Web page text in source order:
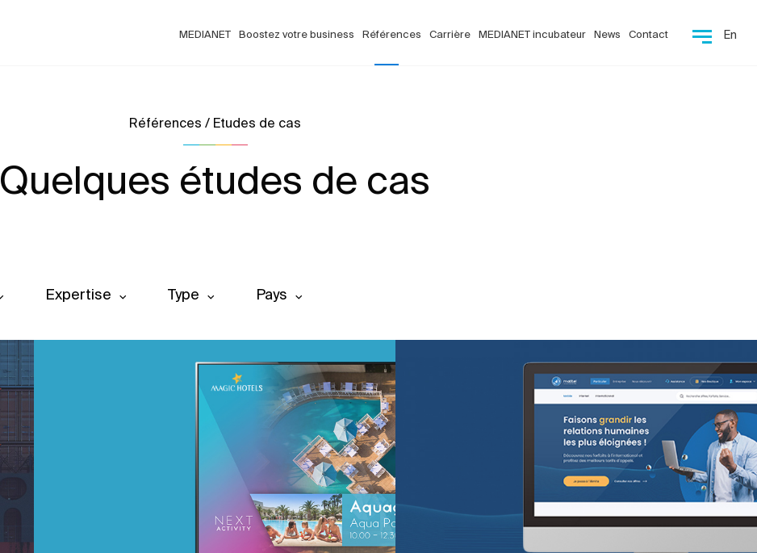
MEDIANET Boostez votre business Références Carrière MEDIANET incubateur News Contact En
Références / Etudes de cas
Quelques études de cas
Expertise Type Pays